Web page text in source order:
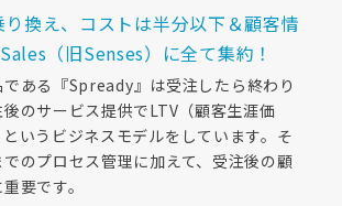
り換え、コストは半分以下＆顧客情
（旧Senses）に全て集約！
ある『Spready』は受注したら終わり
のサービス提供でLTV（顧客生涯価
いうビジネスモデルをしています。そ
のプロセス管理に加えて、受注後の顧
要です。